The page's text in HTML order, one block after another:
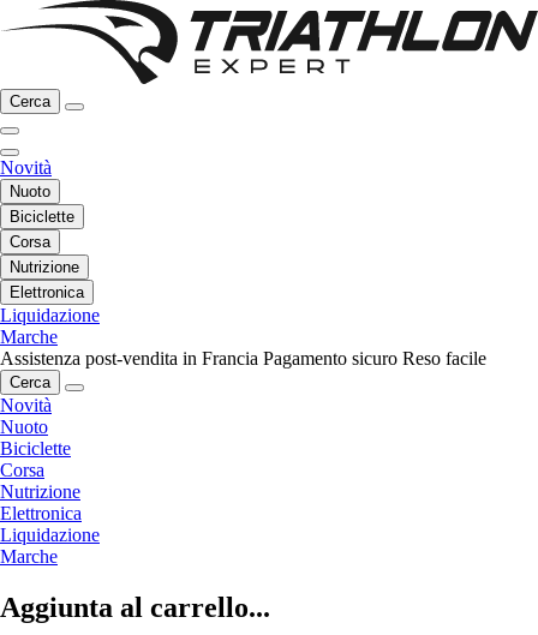
Cerca
Novità
Nuoto
Biciclette
Corsa
Nutrizione
Elettronica
Liquidazione
Marche
Assistenza post-vendita in Francia Pagamento sicuro Reso facile
Cerca
Novità
Nuoto
Biciclette
Corsa
Nutrizione
Elettronica
Liquidazione
Marche
Aggiunta al carrello...